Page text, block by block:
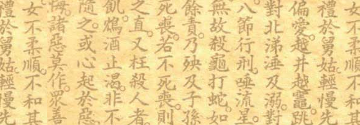
Navigation
des
articles
←